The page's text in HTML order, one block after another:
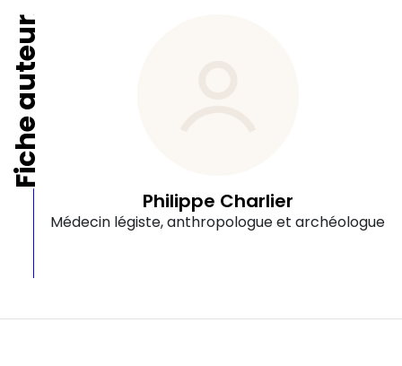
Fiche auteur
Philippe Charlier
Médecin légiste, anthropologue et archéologue